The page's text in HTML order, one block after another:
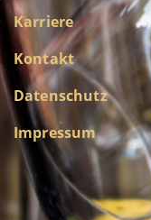
Karriere
Kontakt
Datenschutz
Impressum